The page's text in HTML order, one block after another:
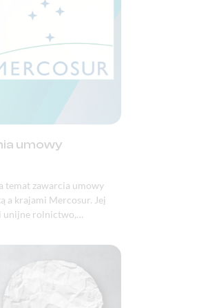
umowy
temat zawarcia umowy
a krajami Mercosur. Jej
unijne rolnictwo,